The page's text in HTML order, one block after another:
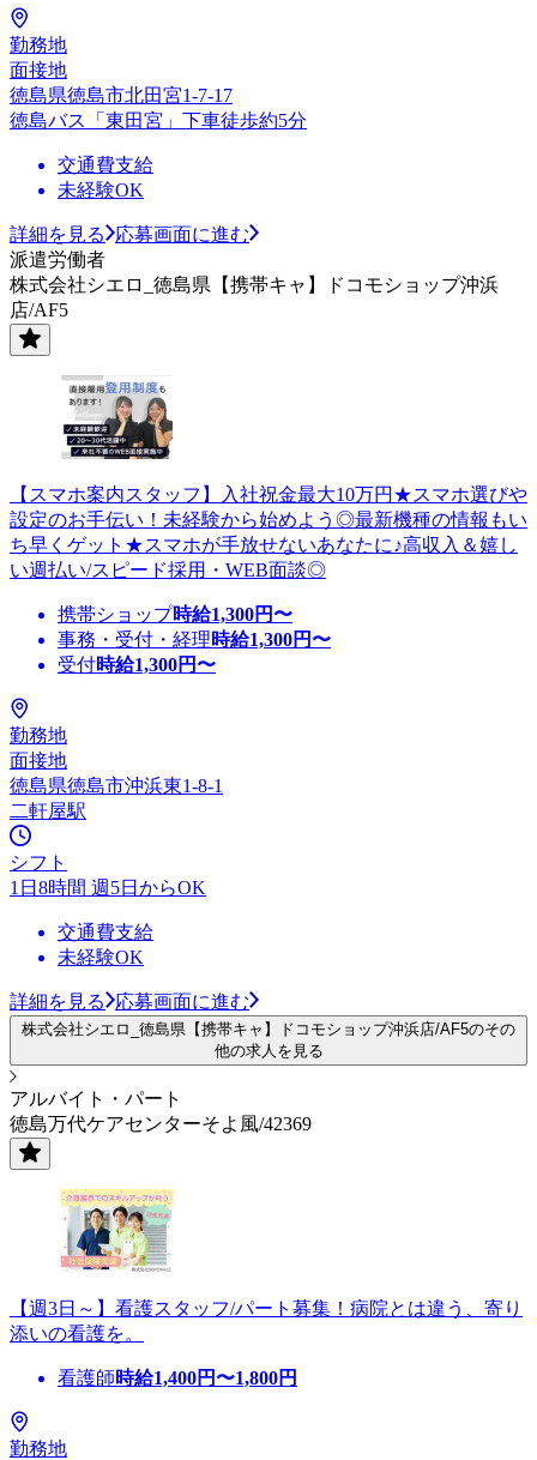
勤務地
面接地
徳島県徳島市北田宮1-7-17
徳島バス「東田宮」下車徒歩約5分
交通費支給
未経験OK
詳細を見る
応募画面に進む
派遣労働者
株式会社シエロ_徳島県【携帯キャ】ドコモショップ沖浜
店/AF5
【スマホ案内スタッフ】入社祝金最大10万円★スマホ選びや
設定のお手伝い！未経験から始めよう◎最新機種の情報もい
ち早くゲット★スマホが手放せないあなたに♪高収入＆嬉し
い週払い/スピード採用・WEB面談◎
携帯ショップ時給1,300円〜
事務・受付・経理時給1,300円〜
受付時給1,300円〜
勤務地
面接地
徳島県徳島市沖浜東1-8-1
二軒屋駅
シフト
1日8時間 週5日からOK
交通費支給
未経験OK
詳細を見る 応募画面に進む
株式会社シエロ_徳島県【携帯キャ】ドコモショップ沖浜店/AF5のその
他の求人を見る
アルバイト・パート
徳島万代ケアセンターそよ風/42369
【週3日～】看護スタッフ/パート募集！病院とは違う、寄り
添いの看護を。
看護師時給1,400円〜1,800円
勤務地